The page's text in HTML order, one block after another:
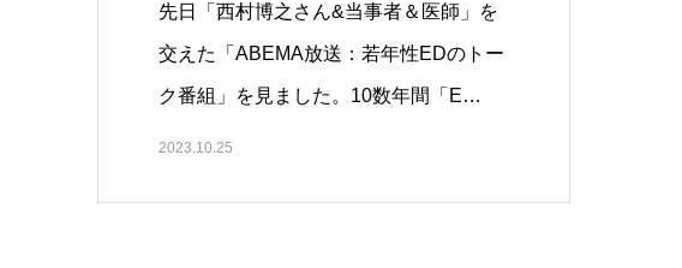
先日「西村博之さん&当事者＆医師」を
交えた「ABEMA放送：若年性EDのトー
ク番組」を見ました。10数年間「E…
2023.10.25